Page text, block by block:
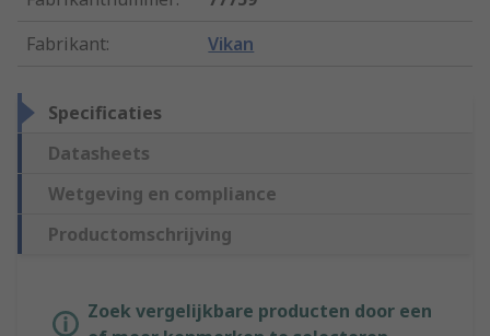
Fabrikant: Vikan
Specificaties
Datasheets
Wetgeving en compliance
Productomschrijving
Zoek vergelijkbare producten door een